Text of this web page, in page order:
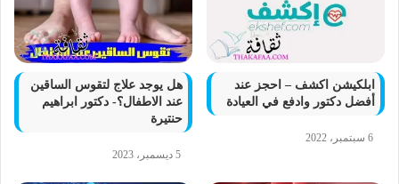
ابلكيشن اكشف – احجز عند
أفضل دكتور وادفع في العيادة
6 سبتمبر، 2022
هل يوجد علاج لتقوس الساقين
عند الاطفال؟- دكتور ابراهيم
حنتيرة
5 ديسمبر، 2023